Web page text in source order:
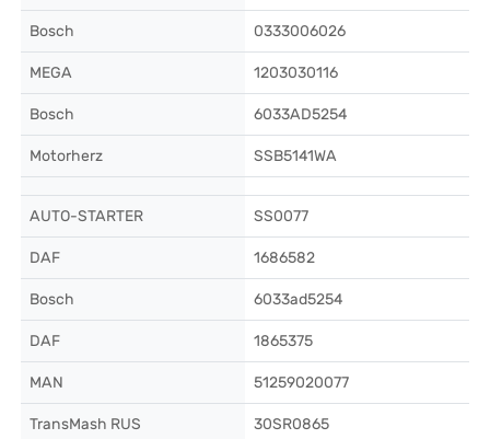
Bosch 0333006026
MEGA 1203030116
Bosch 6033AD5254
Motorherz SSB5141WA
AUTO-STARTER SS0077
DAF 1686582
Bosch 6033ad5254
DAF 1865375
MAN 51259020077
TransMash RUS 30SR0865